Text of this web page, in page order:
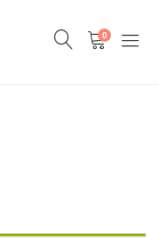
0